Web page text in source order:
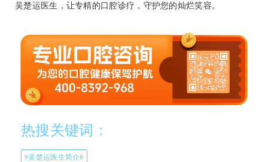
吴楚运医生，让专精的口腔诊疗，守护您的灿烂笑容。
热搜关键词：
#吴楚运医生简介#